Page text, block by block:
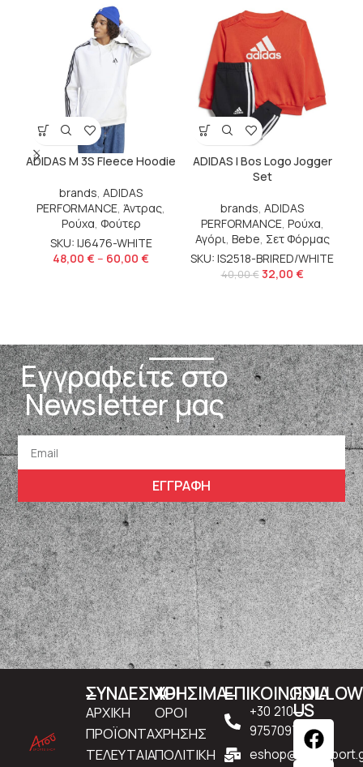
ADIDAS M 3S Fleece Hoodie
brands, ADIDAS
PERFORMANCE, Άντρας,
Ρούχα, Φούτερ
SKU: IJ6476-WHITE
48,00 € – 60,00 €
ADIDAS I Bos Logo Jogger
Set
brands, ADIDAS
PERFORMANCE, Ρούχα,
Αγόρι, Bebe, Σετ Φόρμας
SKU: IS2518-BRIRED/WHITE
40,00€ 32,00 €
Εγγραφείτε στο
Newsletter μας
ΕΓΓΡΑΦΗ
ΣΥΝΔΕΣΜΟΙ
ΑΡΧΙΚΗ
ΠΡΟΪΟΝΤΑ
ΤΕΛΕΥΤΑΙΑ
ΧΡΗΣΙΜΑ
ΟΡΟΙ
ΧΡΗΣΗΣ
ΠΟΛΙΤΙΚΗ
ΕΠΙΚΟΙΝΩΝΙΑ
+30 210
9757097
FOLLOW
US